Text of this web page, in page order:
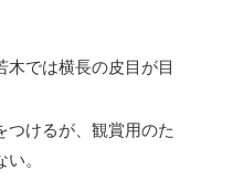
木では横長の皮目が目
つけるが、観賞用のた
。